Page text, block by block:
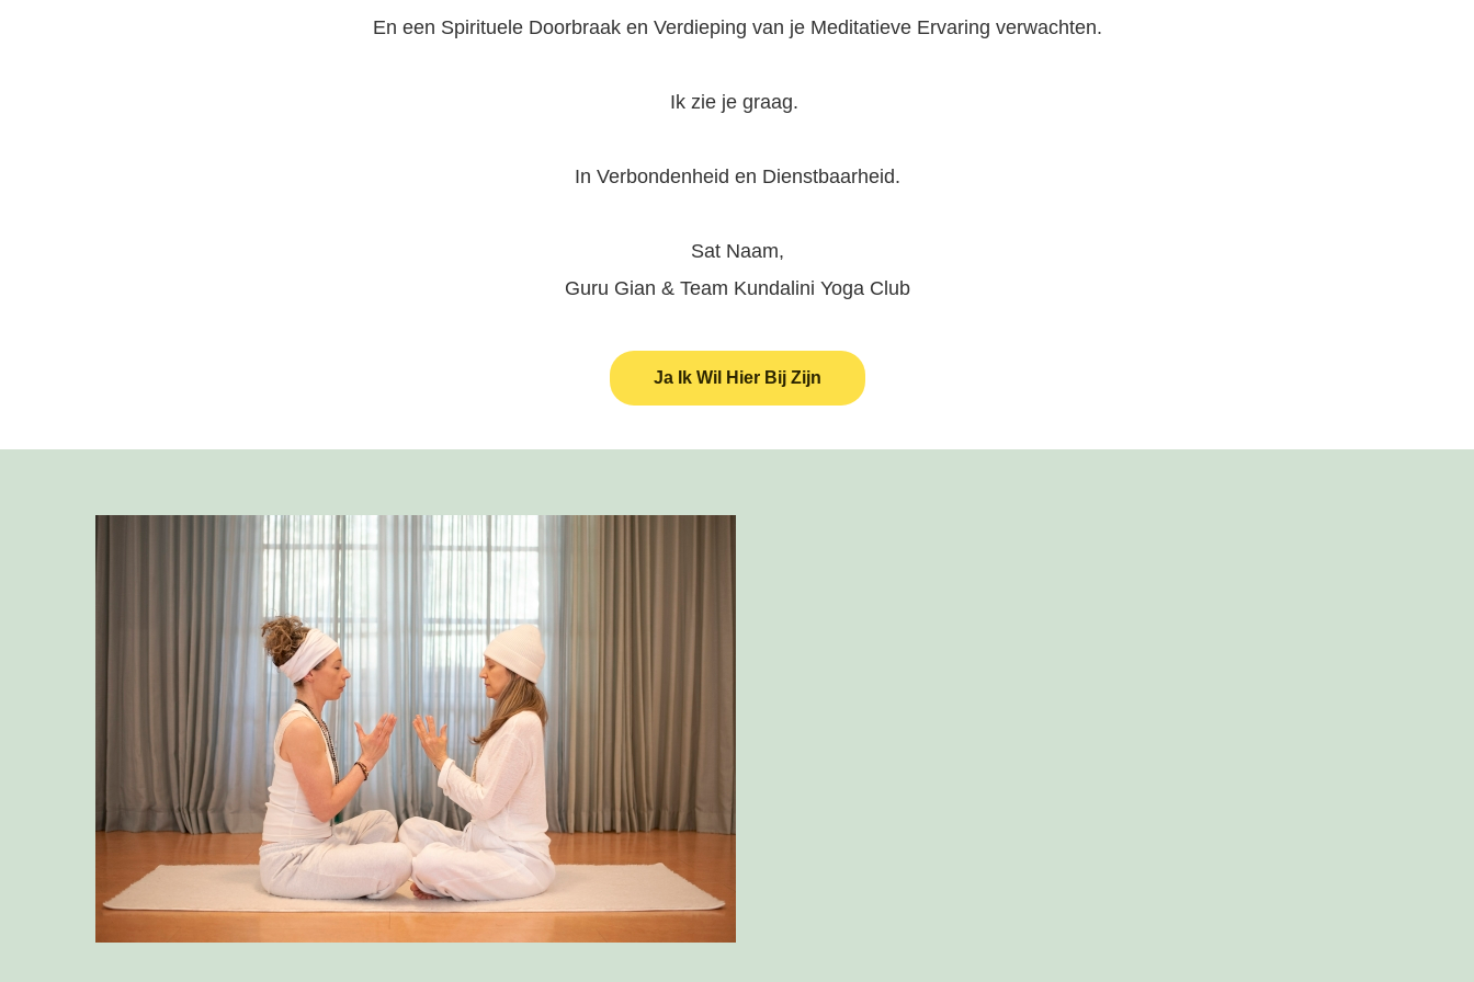
En een Spirituele Doorbraak en Verdieping van je Meditatieve Ervaring verwachten.
Ik zie je graag.
In Verbondenheid en Dienstbaarheid.
Sat Naam,
Guru Gian & Team Kundalini Yoga Club
Ja Ik Wil Hier Bij Zijn